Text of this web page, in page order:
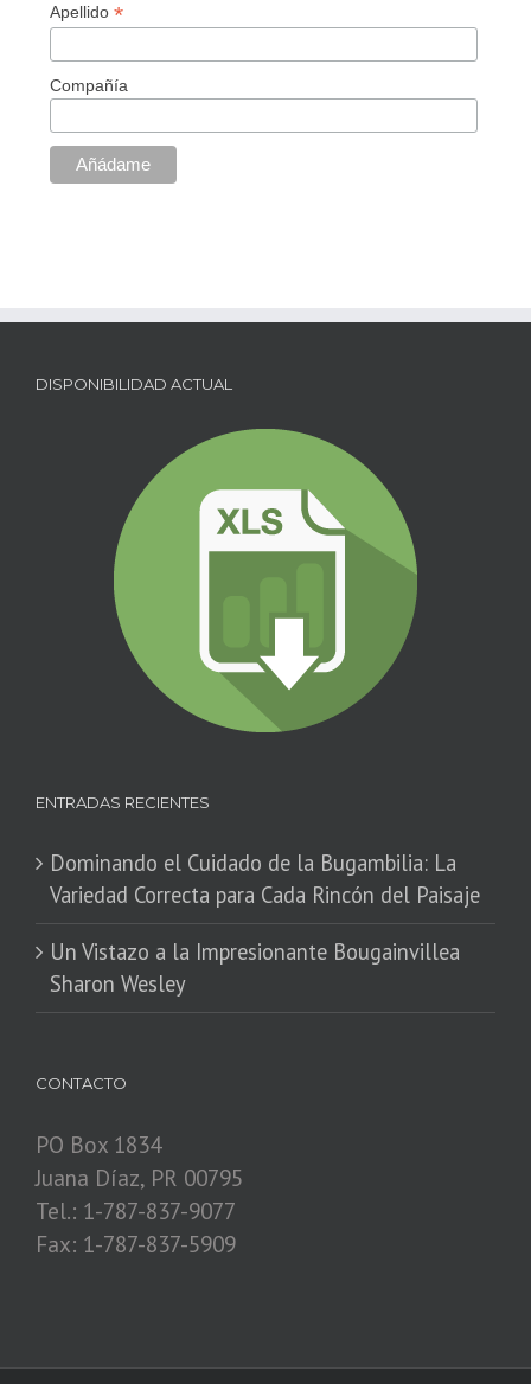
Apellido *
Compañía
DISPONIBILIDAD ACTUAL
ENTRADAS RECIENTES
Dominando el Cuidado de la Bugambilia: La
Variedad Correcta para Cada Rincón del Paisaje
​Un Vistazo a la Impresionante Bougainvillea
Sharon Wesley
CONTACTO
PO Box 1834
Juana Díaz, PR 00795
Tel.: 1-787-837-9077
Fax: 1-787-837-5909